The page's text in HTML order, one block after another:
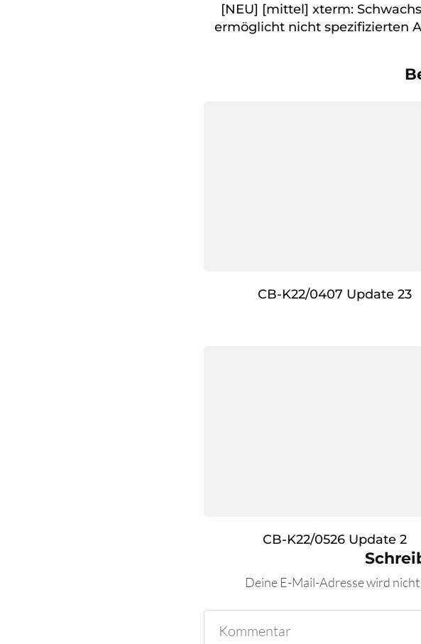
[NEU] [mittel] xterm:
ermöglicht nicht spezifizierten
CB-K22/0407 Update 23
CB-K22/0526 Update 2
Deine E-Mail-Adresse wird